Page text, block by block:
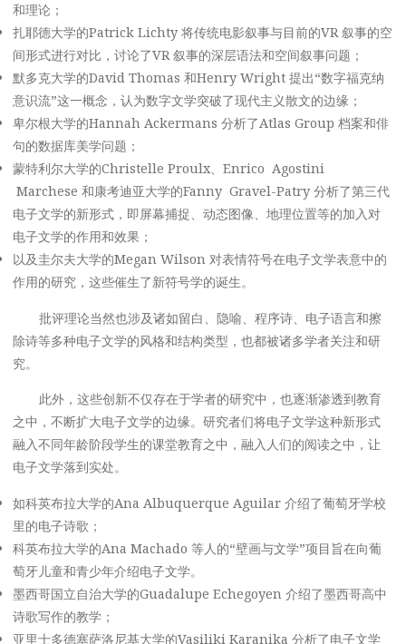
和理论；
扎耶德大学的Patrick Lichty 将传统电影叙事与目前的VR 叙事的空
间形式进行对比，讨论了VR 叙事的深层语法和空间叙事问题；
默多克大学的David Thomas 和Henry Wright 提出“数字福克纳
意识流”这一概念，认为数字文学突破了现代主义散文的边缘；
卑尔根大学的Hannah Ackermans 分析了Atlas Group 档案和俳
句的数据库美学问题；
蒙特利尔大学的Christelle Proulx、Enrico Agostini
Marchese 和康考迪亚大学的Fanny Gravel-Patry 分析了第三代
电子文学的新形式，即屏幕捕捉、动态图像、地理位置等的加入对
电子文学的作用和效果；
以及圭尔夫大学的Megan Wilson 对表情符号在电子文学表意中的
作用的研究，这些催生了新符号学的诞生。
批评理论当然也涉及诸如留白、隐喻、程序诗、电子语言和擦
除诗等多种电子文学的风格和结构类型，也都被诸多学者关注和研
究。
此外，这些创新不仅存在于学者的研究中，也逐渐渗透到教育
之中，不断扩大电子文学的边缘。研究者们将电子文学这种新形式
融入不同年龄阶段学生的课堂教育之中，融入人们的阅读之中，让
电子文学落到实处。
如科英布拉大学的Ana Albuquerque Aguilar 介绍了葡萄牙学校
里的电子诗歌；
科英布拉大学的Ana Machado 等人的“壁画与文学”项目旨在向葡
萄牙儿童和青少年介绍电子文学。
墨西哥国立自治大学的Guadalupe Echegoyen 介绍了墨西哥高中
诗歌写作的教学；
亚里士多德塞萨洛尼基大学的Vasiliki Karanika 分析了电子文学